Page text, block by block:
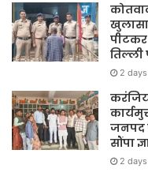
पीटकर
2
जनपद
सौंपा
2